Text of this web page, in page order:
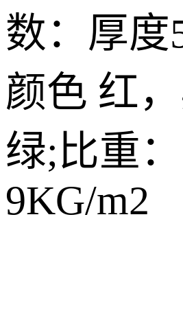
数：厚度
颜色 红，
绿;比重：
9KG/m2